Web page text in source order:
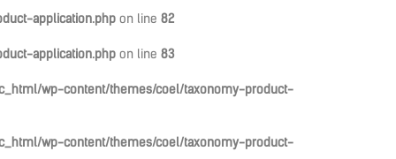
application.php on line 82
application.php on line 83
wp-content/themes/coel/taxonomy-product-
wp-content/themes/coel/taxonomy-product-